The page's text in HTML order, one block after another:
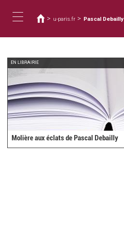
contenu
navigation
êtes
ici
> u-paris.fr > Pascal Debailly
EN LIBRAIRIE
Molière aux éclats de Pascal Debailly